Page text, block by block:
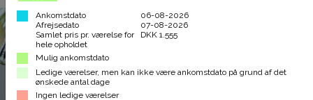
Ankomstdato
06-08-2026
Afrejsedato
07-08-2026
Samlet pris pr. værelse for
hele opholdet
DKK 1.555
Mulig ankomstdato
Ledige værelser, men kan ikke være ankomstdato på grund af det
ønskede antal dage
Ingen ledige værelser